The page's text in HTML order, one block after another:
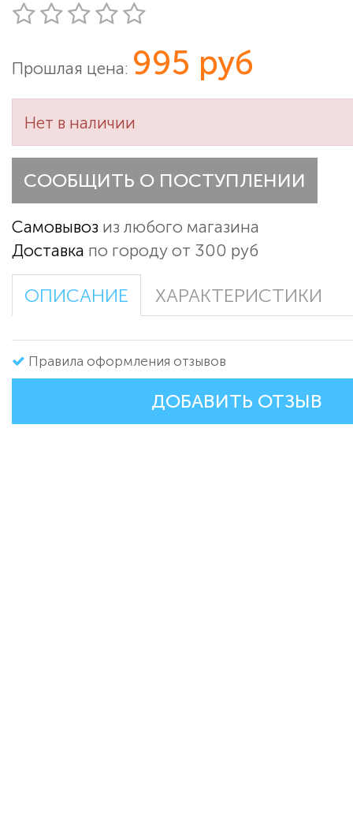
Прошлая цена: 995 руб
Нет в наличии
СООБЩИТЬ О ПОСТУПЛЕНИИ
Самовывоз из любого магазина
Доставка по городу от 300 руб
ОПИСАНИЕ ХАРАКТЕРИСТИКИ
Правила оформления отзывов
ДОБАВИТЬ ОТЗЫВ